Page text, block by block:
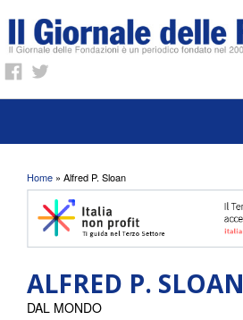
Tu sei qui
Home » Alfred P. Sloan
ALFRED P. SLOAN
DAL MONDO